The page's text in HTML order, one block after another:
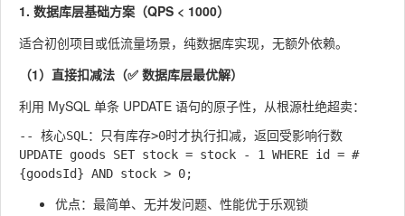
1. 数据库层基础方案（QPS < 1000）
适合初创项目或低流量场景，纯数据库实现，无额外依赖。
（1）直接扣减法（✅ 数据库层最优解）
利用 MySQL 单条 UPDATE 语句的原子性，从根源杜绝超卖：
-- 核心SQL：只有库存>0时才执行扣减，返回受影响行数
UPDATE goods SET stock = stock - 1 WHERE id = #
优点：最简单、无并发问题、性能优于乐观锁